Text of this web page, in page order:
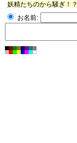
妖精たちのから騒ぎ！？
お名前: